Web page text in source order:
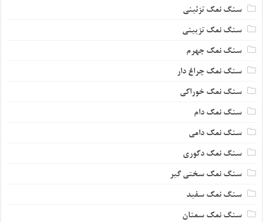
سنگ نمک تزئینی
سنگ نمک تزیینی
سنگ نمک جهرم
سنگ نمک چراغ دار
سنگ نمک خوراکی
سنگ نمک دام
سنگ نمک دامی
سنگ نمک دکوری
سنگ نمک سختی گیر
سنگ نمک سفید
سنگ نمک سمنان